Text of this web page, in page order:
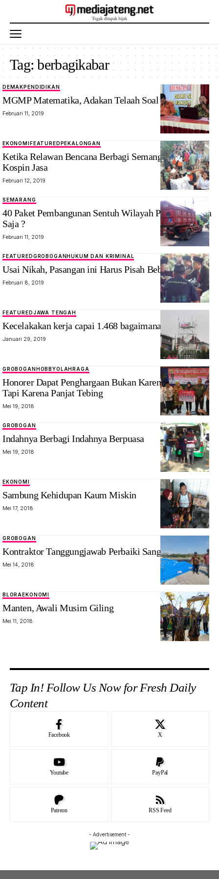
Tag:berbagikabar
DEMAKPENDIDIKAN
MGMP Matematika, Adakan Telaah Soal USBN
Februari 11, 2019
EKONOMIFEATUREDPEKALONGAN
Ketika Relawan Bencana Berbagi Semangat di Hut
Kospin Jasa
Februari 12, 2019
SEMARANG
40 Paket Pembangunan Sentuh Wilayah Pelosok. Mana
Saja ?
Februari 11, 2019
FEATUREDGROBOGANHUKUM DAN KRIMINAL
Usai Nikah, Pasangan ini Harus Pisah Beberapa Bulan
Februari 8, 2019
FEATUREDJAWA TENGAH
Kecelakakan kerja capai 1.468 bagaimana
Januari 29, 2019
GROBOGANHOBBYOLAHRAGA
Honorer Dapat Penghargaan Bukan Karena Kinerja,
Tapi Karena Panjat Tebing
Mei 19, 2018
GROBOGAN
Indahnya Berbagi Indahnya Berpuasa
Mei 19, 2018
EKONOMI
Sambung Kehidupan Kaum Miskin
Mei 17, 2018
GROBOGAN
Kontraktor Tanggungjawab Perbaiki Sanggeh
Mei 14, 2018
BLORAEKONOMI
Manten, Awali Musim Giling
Mei 11, 2018
Tap In! Follow Us Now for Fresh Daily
Content
Facebook X
Youtube PayPal
Patreon RSS Feed
- Advertisement -